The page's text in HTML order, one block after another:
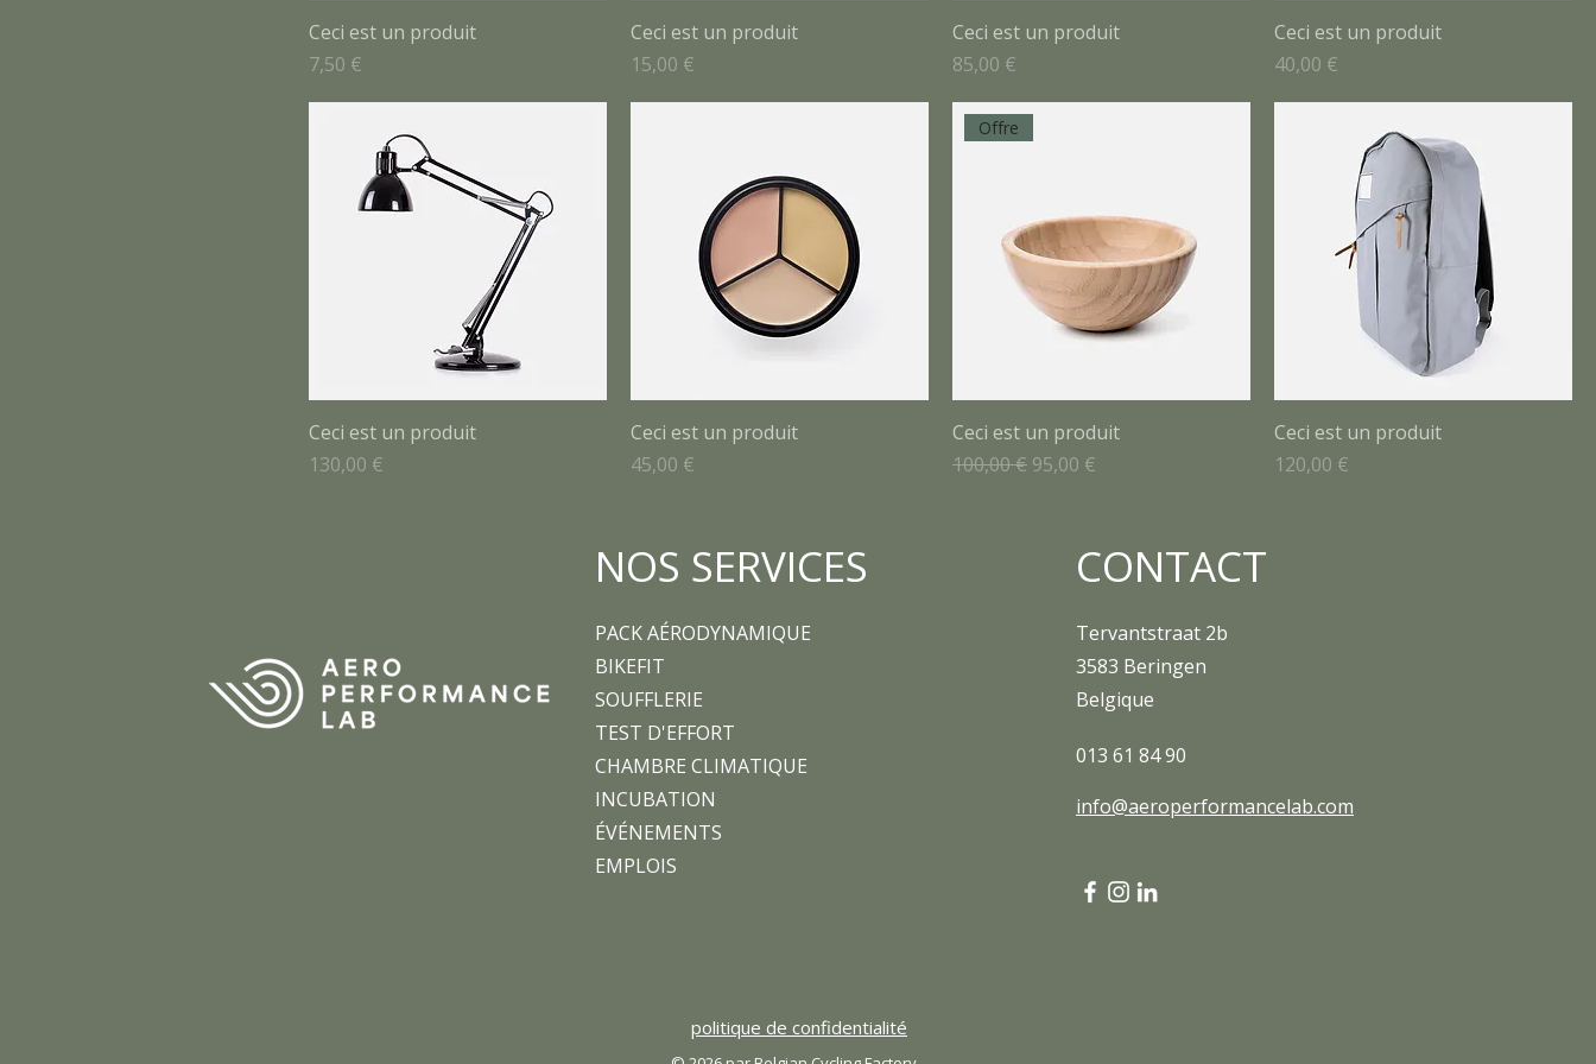
Ceci est un produit
Prix
7,50 €
Ceci est un produit
Prix
15,00 €
Ceci est un produit
Prix
85,00 €
Ceci est un produit
Prix
40,00 €
Ceci est un produit
Prix
130,00 €
Ceci est un produit
Prix
45,00 €
Offre
Ceci est un produit
Prix original
100,00 € Prix promotionnel
95,00 €
Ceci est un produit
Prix
120,00 €
NOS SERVICES
PACK AÉRODYNAMIQUE
BIKEFIT
SOUFFLERIE
TEST D'EFFORT
CHAMBRE CLIMATIQUE
INCUBATION
ÉVÉNEMENTS
EMPLOIS
CONTACT
Tervantstraat 2b
3583 Beringen
Belgique
013 61 84 90
info@aeroperformancelab.com
politique de confidentialité